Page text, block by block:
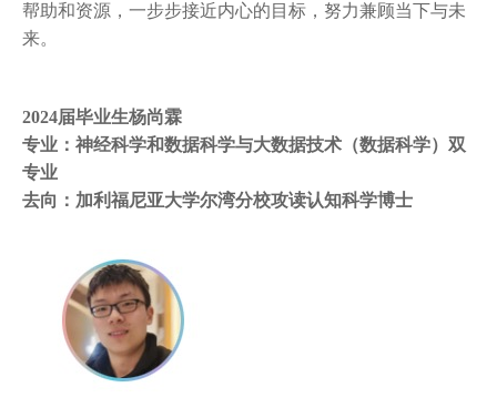
帮助和资源，一步步接近内心的目标，努力兼顾当下与未
来。
2024届毕业生杨尚霖
专业：神经科学和数据科学与大数据技术（数据科学）双
专业
去向：加利福尼亚大学尔湾分校攻读认知科学博士